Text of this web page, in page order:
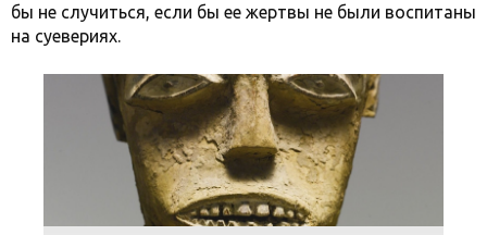
бы не случиться, если бы ее жертвы не были воспитаны
на суевериях.